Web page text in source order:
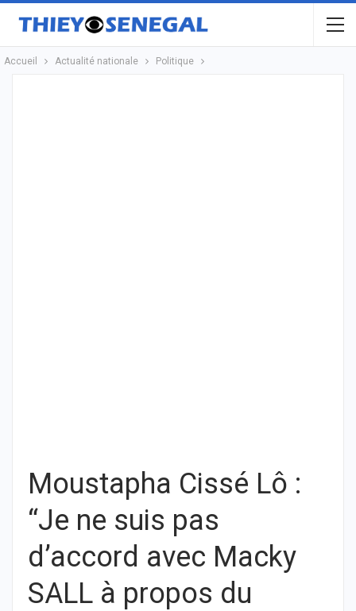
Accueil Actualité nationale Politique
Moustapha Cissé Lô :
“Je ne suis pas
d’accord avec Macky
SALL à propos du